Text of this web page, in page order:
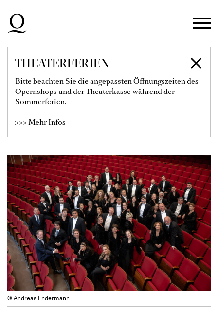
Zur Hauptnavigation springen
Zum Hauptinhalt springen
Zum Footer springen
THEATERFERIEN
Bitte beachten Sie die angepassten Öffnungszeiten des
Opernshops und der Theaterkasse während der
Sommerferien.
>>> Mehr Infos
CHOR DER
DEUTSCHEN OPER
AM RHEIN
© Andreas Endermann